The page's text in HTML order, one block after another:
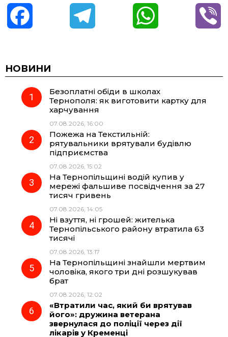
c
e
o
k
e
r
a
m
t
A
НОВИНИ
Безоплатні обіди в школах
Тернополя: як виготовити картку для
харчування
07.08.2026, 16:00
Пожежа на Текстильній:
рятувальники врятували будівлю
підприємства
07.08.2026, 15:02
На Тернопільщині водій купив у
мережі фальшиве посвідчення за 27
тисяч гривень
07.08.2026, 14:05
Ні взуття, ні грошей: жителька
Тернопільського району втратила 63
тисячі
07.08.2026, 13:17
На Тернопільщині знайшли мертвим
чоловіка, якого три дні розшукував
брат
07.08.2026, 12:02
«Втратили час, який би врятував
його»: дружина ветерана
звернулася до поліції через дії
лікарів у Кременці